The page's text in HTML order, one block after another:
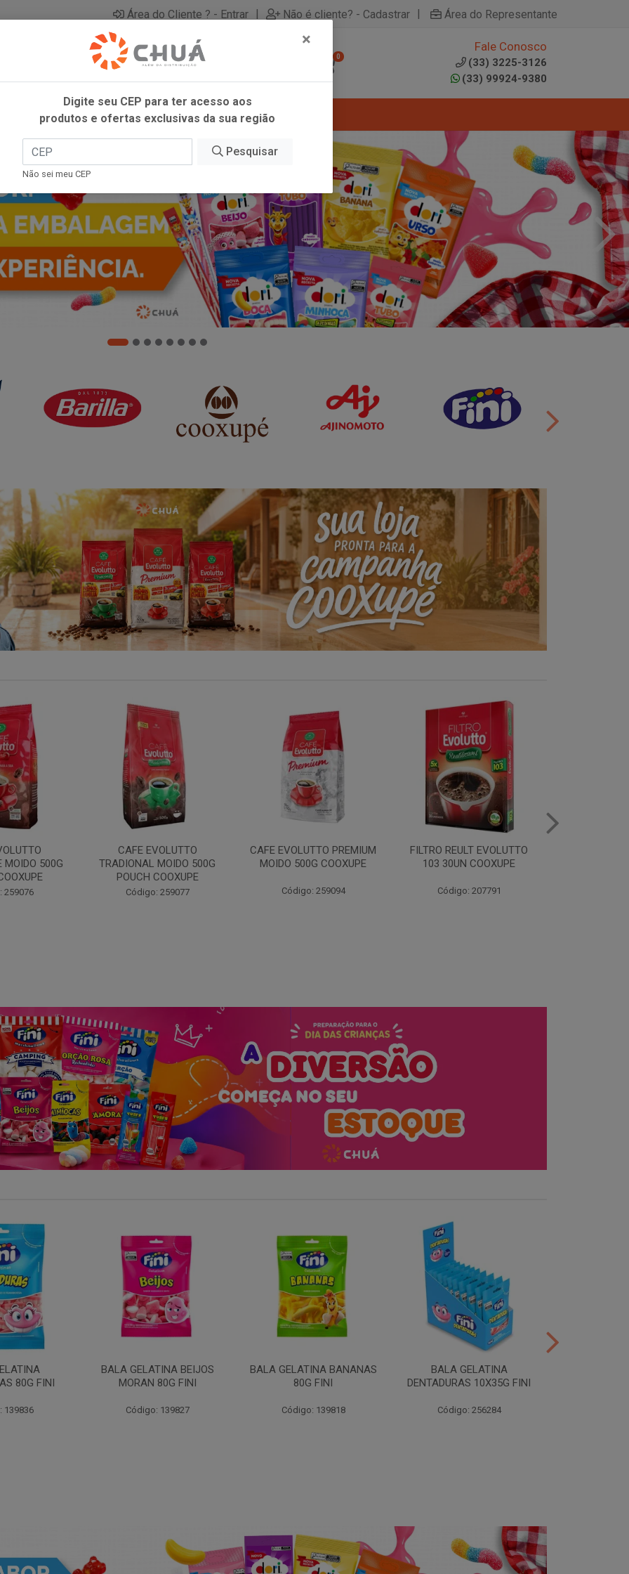
Área do Cliente ? - Entrar | Não é cliente? - Cadastrar | Área do Representante
0
Fale Conosco
(33) 3225-3126
(33) 99924-9380
500G
259077
CAFE EVOLUTTO PREMIUM
MOIDO 500G COOXUPE
Código: 259094
FILTRO REULT EVOLUTTO
103 30UN COOXUPE
Código: 207791
FILTRO PAPEL EVOLUTTO
102 30UN COOXUPE
Código: 259097
80G FINI
139836
BALA GELATINA BEIJOS
MORAN 80G FINI
Código: 139827
BALA GELATINA BANANAS
80G FINI
Código: 139818
BALA GELATINA
DENTADURAS 10X35G FINI
Código: 256284
×
Digite seu CEP para ter acesso aos
produtos e ofertas exclusivas da sua região
Pesquisar
Não sei meu CEP